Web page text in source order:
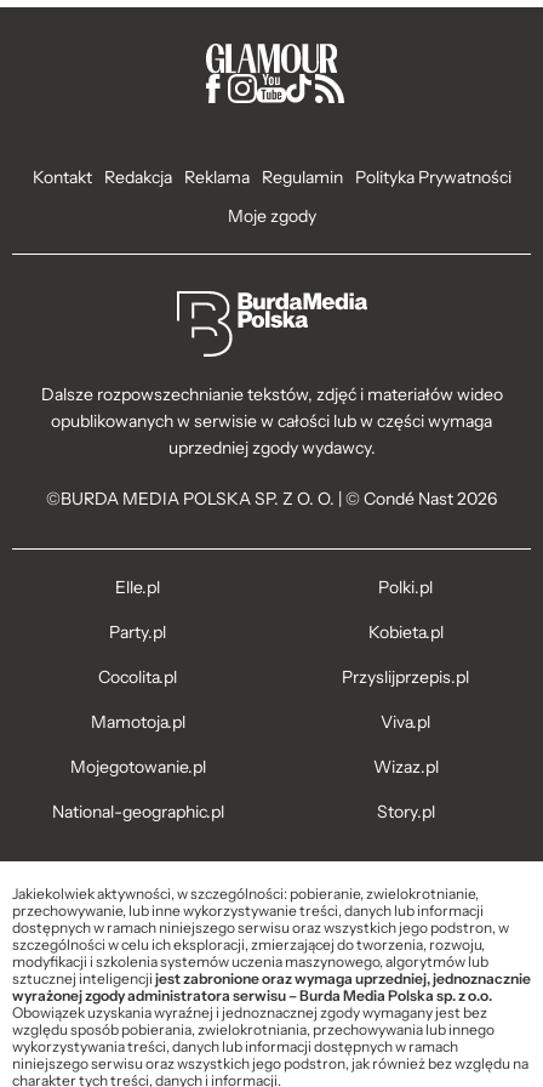
Kontakt Redakcja Reklama Regulamin
Polityka Prywatności
Moje zgody
Dalsze rozpowszechnianie tekstów, zdjęć i materiałów wideo
opublikowanych w serwisie w całości lub w części wymaga
uprzedniej zgody wydawcy.
©BURDA MEDIA POLSKA SP. Z O. O. | © Condé Nast 2026
Elle.pl
Party.pl
Cocolita.pl
Mamotoja.pl
Mojegotowanie.pl
National-geographic.pl
Polki.pl
Kobieta.pl
Przyslijprzepis.pl
Viva.pl
Wizaz.pl
Story.pl
Jakiekolwiek aktywności, w szczególności: pobieranie, zwielokrotnianie,
przechowywanie, lub inne wykorzystywanie treści, danych lub informacji
dostępnych w ramach niniejszego serwisu oraz wszystkich jego podstron, w
szczególności w celu ich eksploracji, zmierzającej do tworzenia, rozwoju,
modyfikacji i szkolenia systemów uczenia maszynowego, algorytmów lub
sztucznej inteligencjijest zabronione oraz wymaga uprzedniej, jednoznacznie
wyrażonej zgody administratora serwisu – Burda Media Polska sp. z o.o.
Obowiązek uzyskania wyraźnej i jednoznacznej zgody wymagany jest bez
względu sposób pobierania, zwielokrotniania, przechowywania lub innego
wykorzystywania treści, danych lub informacji dostępnych w ramach
niniejszego serwisu oraz wszystkich jego podstron, jak również bez względu na
charakter tych treści, danych i informacji.